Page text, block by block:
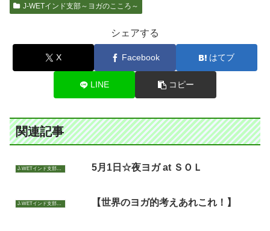
J-WETインド支部～ヨガのこころ～
シェアする
X Facebook はてブ
LINE コピー
関連記事
J-WETインド支部～ヨガのこころ～ 5月1日☆夜ヨガ at ＳＯＬ
J-WETインド支部～ヨガのこころ～ 【世界のヨガ的考えあれこれ！】